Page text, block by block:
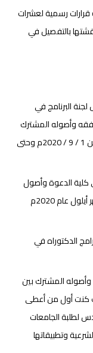
رسمية لعشرات
بالتفصيل في
البرنامج في
وأصوله المشترك
بين جامعات القدس والنجاح والخليل، وذلك من 1 / 9 / 2020م وحتى
كلية الدعوة وأصول
الدين في جامعة القدس، وذلك من بداية شهر أيلول عام 2020م
الدكتوراه في
المشترك بين
كنت أول من أعطى
لطلبة الجامعات
وتطبيقاتها